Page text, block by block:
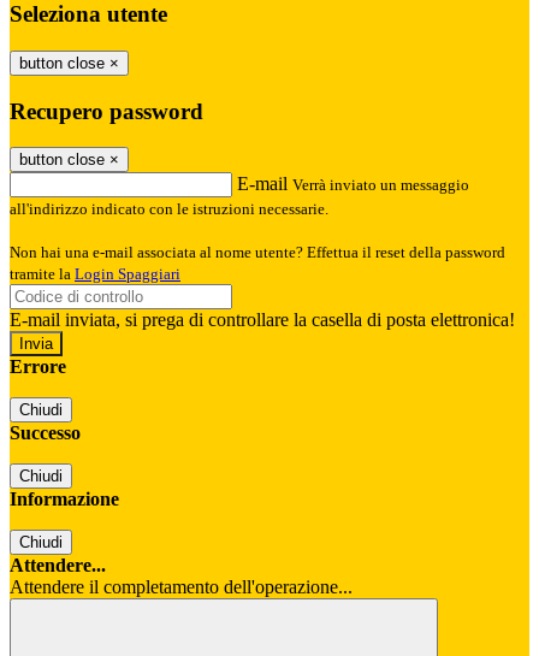
Seleziona utente
button close ×
Recupero password
button close ×
E-mail Verrà inviato un messaggio
all'indirizzo indicato con le istruzioni necessarie.
Non hai una e-mail associata al nome utente? Effettua il reset della password
tramite la Login Spaggiari
E-mail inviata, si prega di controllare la casella di posta elettronica!
Errore
Chiudi
Successo
Chiudi
Informazione
Chiudi
Attendere...
Attendere il completamento dell'operazione...